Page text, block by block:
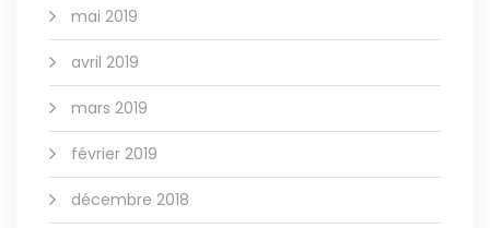
mai 2019
avril 2019
mars 2019
février 2019
décembre 2018